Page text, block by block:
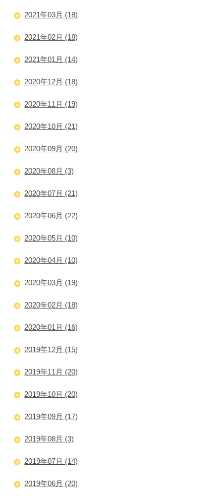
2021年03月 (18)
2021年02月 (18)
2021年01月 (14)
2020年12月 (18)
2020年11月 (19)
2020年10月 (21)
2020年09月 (20)
2020年08月 (3)
2020年07月 (21)
2020年06月 (22)
2020年05月 (10)
2020年04月 (10)
2020年03月 (19)
2020年02月 (18)
2020年01月 (16)
2019年12月 (15)
2019年11月 (20)
2019年10月 (20)
2019年09月 (17)
2019年08月 (3)
2019年07月 (14)
2019年06月 (20)